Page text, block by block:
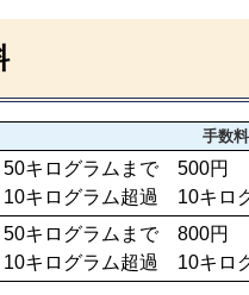
手数
50キログラムまで 500円
10キログラム超過 10キロ
50キログラムまで 800円
10キログラム超過 10キロ